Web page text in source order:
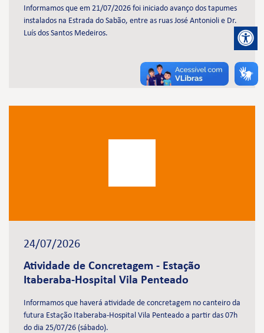
Informamos que em 21/07/2026 foi iniciado avanço dos tapumes
instalados na Estrada do Sabão, entre as ruas José Antonioli e Dr.
Luís dos Santos Medeiros.
24/07/2026
Atividade de Concretagem - Estação
Itaberaba-Hospital Vila Penteado
Informamos que haverá atividade de concretagem no canteiro da
futura Estação Itaberaba-Hospital Vila Penteado a partir das 07h
do dia 25/07/26 (sábado).